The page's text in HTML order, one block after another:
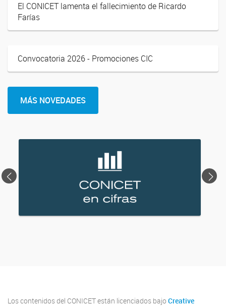
El CONICET lamenta el fallecimiento de Ricardo
Farías
Convocatoria 2026 - Promociones CIC
MÁS NOVEDADES
< >
Los contenidos del CONICET están licenciados bajo Creative